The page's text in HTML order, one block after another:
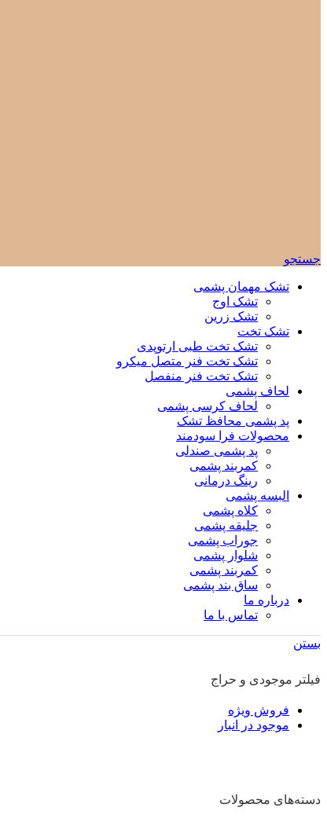
جستجو
تشک مهمان پشمی
تشک اوج
تشک زرین
تشک تخت
تشک تخت طبی ارتوپدی
تشک تخت فنر متصل میکرو
تشک تخت فنر منفصل
لحاف پشمی
لحاف کرسی پشمی
پد پشمی محافظ تشک
محصولات فرا سودمند
پد پشمی صندلی
کمربند پشمی
رینگ درمانی
البسه پشمی
کلاه پشمی
جلیقه پشمی
جوراب پشمی
شلوار پشمی
کمربند پشمی
ساق بند پشمی
درباره ما
تماس با ما
بستن
فیلتر موجودی و حراج
فروش ویژه
موجود در انبار
دسته‌های محصولات